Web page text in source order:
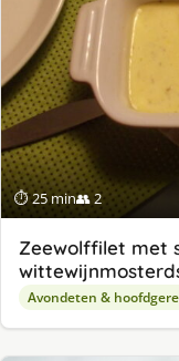
⏱ 25 min👥 2
Zeewolffilet met
Avondeten &